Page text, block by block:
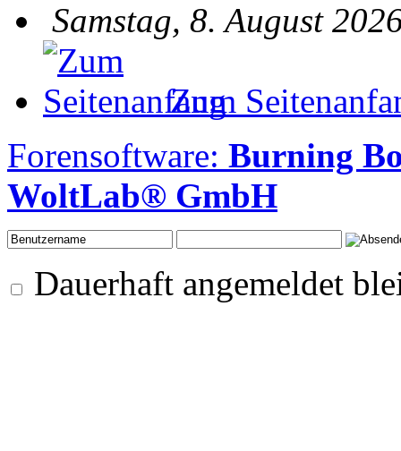
Samstag, 8. August
Zum
Forensoftware: Burning
WoltLab® GmbH
Dauerhaft angemeldet